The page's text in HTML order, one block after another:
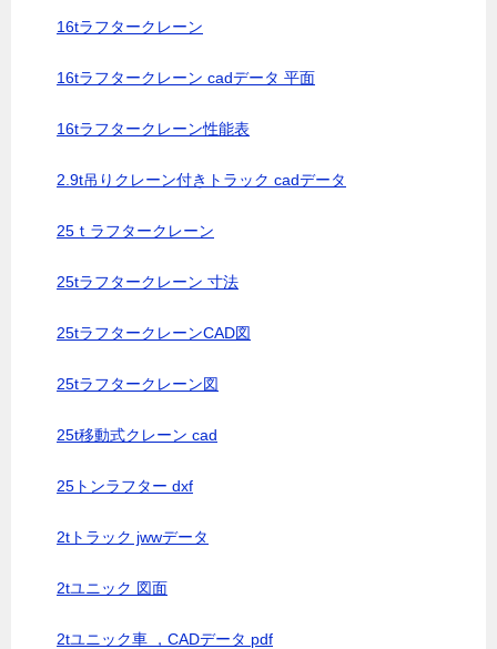
16tラフタークレーン
16tラフタークレーン cadデータ 平面
16tラフタークレーン性能表
2.9t吊りクレーン付きトラック cadデータ
25ｔラフタークレーン
25tラフタークレーン 寸法
25tラフタークレーンCAD図
25tラフタークレーン図
25t移動式クレーン cad
25トンラフター dxf
2tトラック jwwデータ
2tユニック 図面
2tユニック車 ，CADデータ pdf